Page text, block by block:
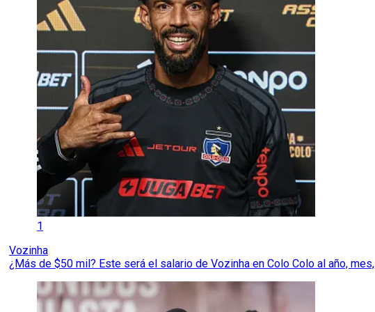
1
Vozinha
¿Más de $50 mil? Este será el salario de Vozinha en Colo Colo al año,